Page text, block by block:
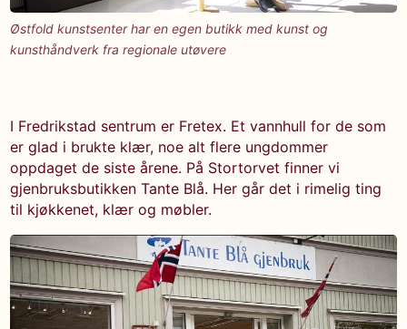
Østfold kunstsenter har en egen butikk med kunst og
kunsthåndverk fra regionale utøvere
I Fredrikstad sentrum er Fretex. Et vannhull for de som
er glad i brukte klær, noe alt flere ungdommer
oppdaget de siste årene. På Stortorvet finner vi
gjenbruksbutikken Tante Blå. Her går det i rimelig ting
til kjøkkenet, klær og møbler.